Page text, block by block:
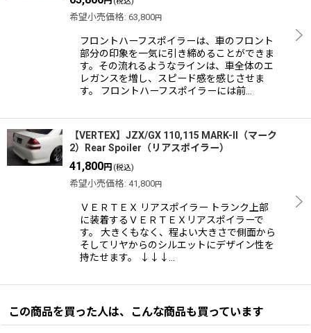
希望小売価格: 63,800円
フロントハーフスポイラーは、車のフロント
部分の印象を一気に引き締めることができま
す。その流れるようなラインは、車全体のエ
レガンスを増し、スピード感を感じさせま
す。 フロントハーフスポイラーには前…
【VERTEX】JZX/GX 110,115 MARK-II（マーク
2）Rear Spoiler（リアスポイラー）
41,800円 (税込)
希望小売価格: 41,800円
ＶＥＲＴＥＸ リアスポイラー トランク上部
に装着するＶＥＲＴＥＸリアスポイラーで
す。 大きくもなく、程よい大きさで側面から
そしてリヤからのシルエットにデザイン性を
持たせます。 ↓↓↓…
この商品を買った人は、こんな商品も買っています